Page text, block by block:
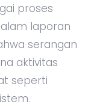
proses
laporan
serangan
aktivitas
seperti